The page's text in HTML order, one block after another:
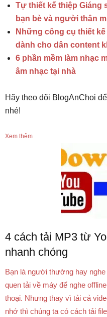
Tự thiết kế thiệp Giáng
bạn bè và người thân
Những công cụ thiết
dành cho dân content
6 phần mềm làm nhạc
âm nhạc tại nhà
Hãy theo dõi BlogAnChoi
nhé!
Xem thêm
4 cách tải MP3 từ
nhanh chóng
Bạn là người thường hay
quen tải về máy để nghe
thoại. Nhưng thay vì tải cả
nhớ thì chúng ta có cách tải